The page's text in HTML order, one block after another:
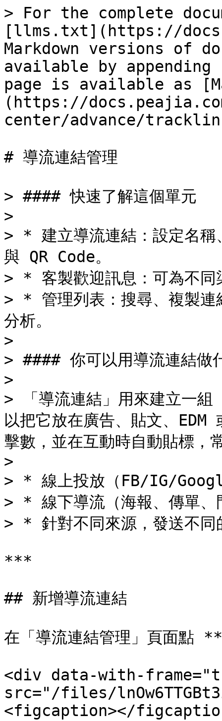
> For the complete
[llms.txt](https://
Markdown versions of
available by
page is available as
(https://
center/advance/
# 導流連結管理
> #### 快速了解這個單元
>
> * 建立導流連結：設定名稱
與 QR Code。
> * 客製歡迎訊息：可為不同
> * 管理列表：搜尋、複製連
分析。
>
> #### 你可以用導流連結做
>
> 「導流連結」用來建立一
以把它放在廣告、貼文、
擊數，並在互動時自動貼標，
>
> * 線上投放（FB/IG/
> * 線下導流（海報、傳單、
> * 針對不同來源，發送不同
***
## 新增導流連結
在「導流連結管理」頁面點
<div data-with-
src="/files/
<figcaption></